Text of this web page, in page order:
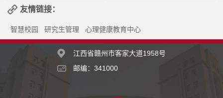
友情链接：
智慧校园 研究生管理 心理健康教育中心
江西省赣州市客家大道1958号
邮编：341000